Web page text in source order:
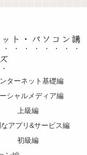
ト・パソコン講
ターネット基礎編
シャルメディア編
上級編
アプリ&サービス編
初級編